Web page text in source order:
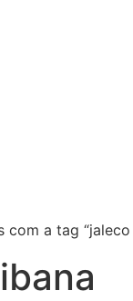
com a tag “jaleco